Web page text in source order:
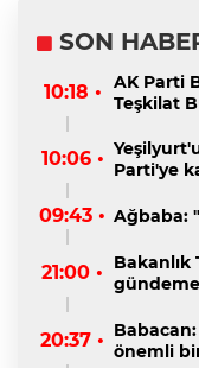
SON
10:18 •
AK Parti
Teşkilat
10:06 • Parti'ye
09:43 • Ağbaba:
21:00 • gündeme
20:37 • önemli